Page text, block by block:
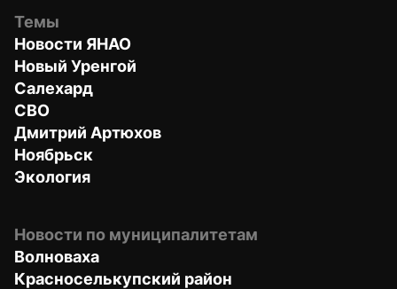
Темы
Новости ЯНАО
Новый Уренгой
Салехард
СВО
Дмитрий Артюхов
Ноябрьск
Экология
Новости по муниципалитетам
Волноваха
Красноселькупский район